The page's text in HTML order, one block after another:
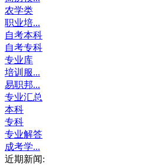
农学类
职业培...
自考本科
自考专科
专业库
培训服...
易职邦...
专业汇总
本科
专科
专业解答
成考学...
近期新闻: